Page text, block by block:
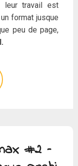
leur travail est
format jusque
peu de page,
#2 –